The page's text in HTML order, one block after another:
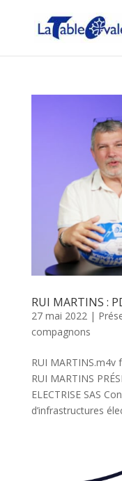
RUI MARTINS :
27 mai 2022|
compagnons
RUI
RUI MARTINS
ELECTRISE SAS
d’infrastructures